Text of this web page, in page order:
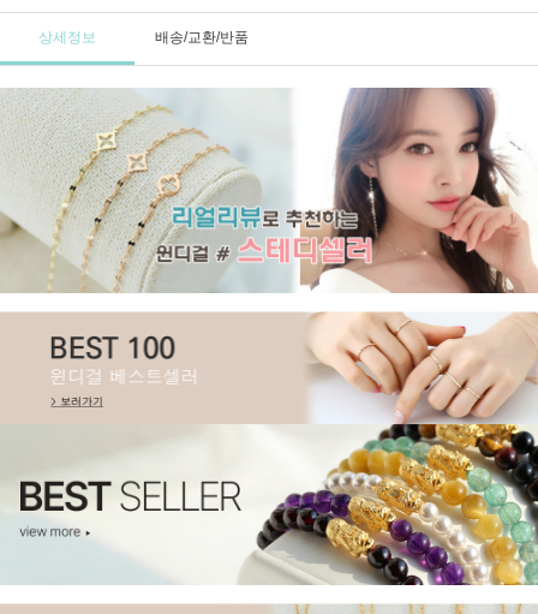
상세정보 배송/교환/반품